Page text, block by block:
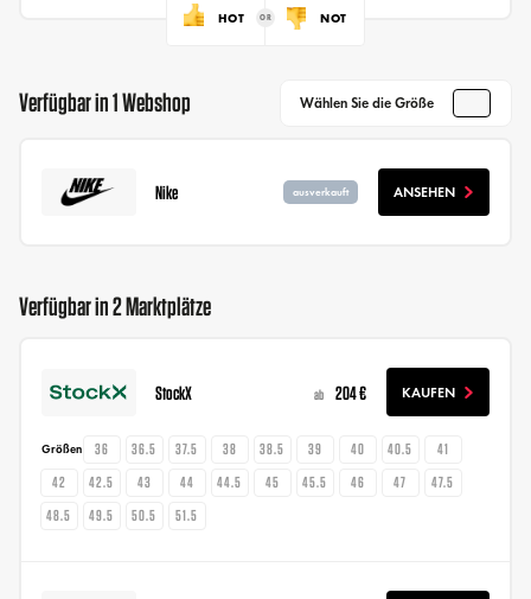
HOT NOT
Verfügbar in 1 Webshop Wählen Sie die Größe
Nike ausverkauft ANSEHEN
Verfügbar in 2 Marktplätze
StockX ab 204 € KAUFEN
Größen 36 36.5 37.5 38 38.5 39 40 40.5
41
42
42.5 43 44 44.5 45 45.5 46 47
47.5
48.5
49.5 50.5 51.5